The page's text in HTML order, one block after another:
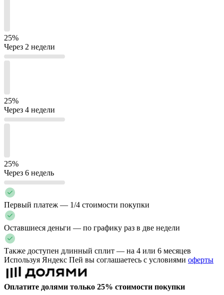
25%
Через 2 недели
25%
Через 4 недели
25%
Через 6 недель
Первый платеж — 1/4 стоимости покупки
Оставшиеся деньги — по графику раз в две недели
Также доступен длинный сплит — на 4 или 6 месяцев
Используя Яндекс Пей вы соглашаетесь с условиями оферты
Оплатите долями только 25% стоимости покупки